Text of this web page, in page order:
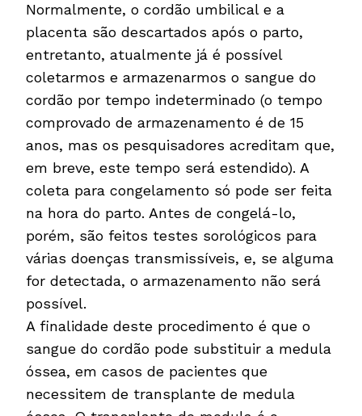
Normalmente, o cordão umbilical e a
placenta são descartados após o parto,
entretanto, atualmente já é possível
coletarmos e armazenarmos o sangue do
cordão por tempo indeterminado (o tempo
comprovado de armazenamento é de 15
anos, mas os pesquisadores acreditam que,
em breve, este tempo será estendido). A
coleta para congelamento só pode ser feita
na hora do parto. Antes de congelá-lo,
porém, são feitos testes sorológicos para
várias doenças transmissíveis, e, se alguma
for detectada, o armazenamento não será
possível.
A finalidade deste procedimento é que o
sangue do cordão pode substituir a medula
óssea, em casos de pacientes que
necessitem de transplante de medula